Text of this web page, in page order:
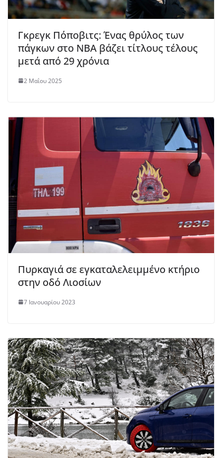
Γκρεγκ Πόποβιτς: Ένας θρύλος των
πάγκων στο ΝΒΑ βάζει τίτλους τέλους
μετά από 29 χρόνια
2 Μαΐου 2025
Πυρκαγιά σε εγκαταλελειμμένο κτήριο
στην οδό Λιοσίων
7 Ιανουαρίου 2023